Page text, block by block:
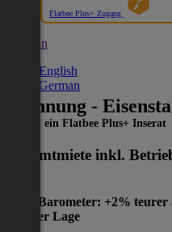
Flatbee Plus+ Zugang
German
English
German
Wohnung -
Dies ist ein Flatbee Plus+ Inserat
Gesamtmiete inkl.
Preis-Barometer: +2%
gleicher Lage